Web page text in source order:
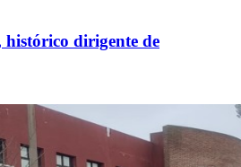
histórico dirigente de